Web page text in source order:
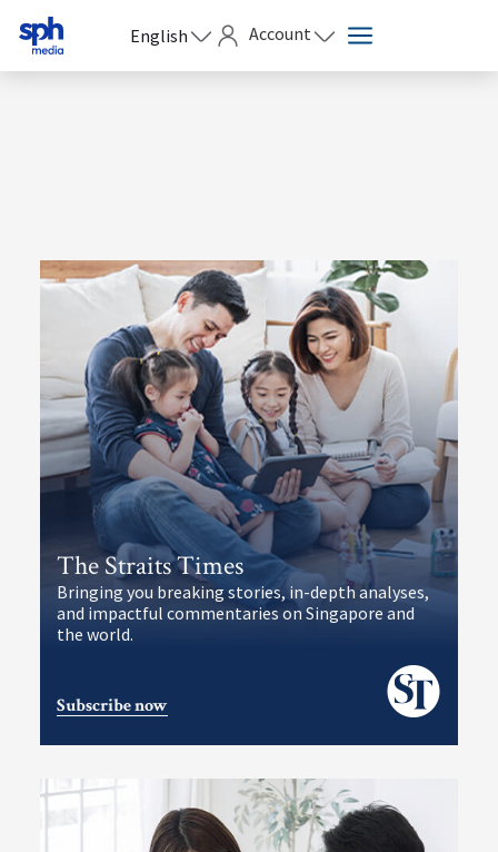
English Account
The Straits Times
Bringing you breaking stories, in-depth analyses,
and impactful commentaries on Singapore and
the world.
Subscribe now